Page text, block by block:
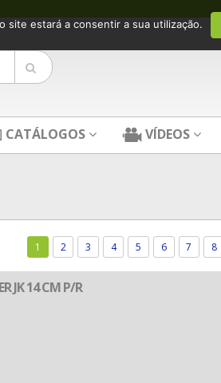
CATÁLOGOS VÍDEOS
1 2 3 4 5 6 7 8
JK 14 CM P/R
site estará a consentir a sua utilização.